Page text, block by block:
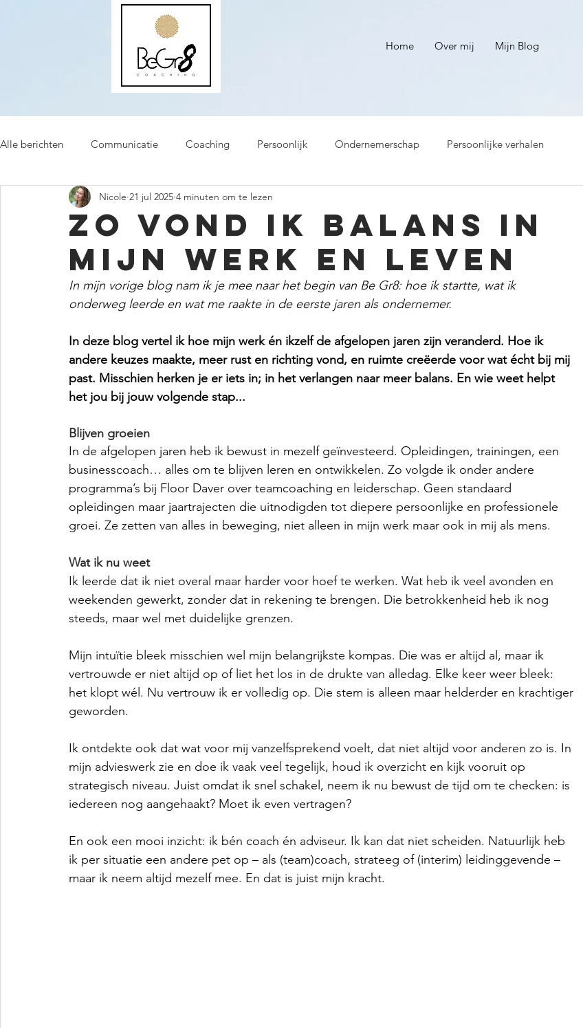
Home Over mij Mijn Blog
Alle berichten Communicatie Coaching Persoonlijk Ondernemerschap Persoonlijke verhalen
Zo vond ik balans in
mijn werk en leven
Nicole 21 jul 2025 4 minuten om te lezen
In mijn vorige blog nam ik je mee naar het begin van Be Gr8: hoe ik startte, wat ik
onderweg leerde en wat me raakte in de eerste jaren als ondernemer.
In deze blog vertel ik hoe mijn werk én ikzelf de afgelopen jaren zijn veranderd. Hoe ik
andere keuzes maakte, meer rust en richting vond, en ruimte creëerde voor wat écht bij mij
past. Misschien herken je er iets in; in het verlangen naar meer balans. En wie weet helpt
het jou bij jouw volgende stap...
Blijven groeien
In de afgelopen jaren heb ik bewust in mezelf geïnvesteerd. Opleidingen, trainingen, een
businesscoach… alles om te blijven leren en ontwikkelen. Zo volgde ik onder andere
programma’s bij Floor Daver over teamcoaching en leiderschap. Geen standaard
opleidingen maar jaartrajecten die uitnodigden tot diepere persoonlijke en professionele
groei. Ze zetten van alles in beweging, niet alleen in mijn werk maar ook in mij als mens.
Wat ik nu weet
Ik leerde dat ik niet overal maar harder voor hoef te werken. Wat heb ik veel avonden en
weekenden gewerkt, zonder dat in rekening te brengen. Die betrokkenheid heb ik nog
steeds, maar wel met duidelijke grenzen.
Mijn intuïtie bleek misschien wel mijn belangrijkste kompas. Die was er altijd al, maar ik
vertrouwde er niet altijd op of liet het los in de drukte van alledag. Elke keer weer bleek:
het klopt wél. Nu vertrouw ik er volledig op. Die stem is alleen maar helderder en krachtiger
geworden.
Ik ontdekte ook dat wat voor mij vanzelfsprekend voelt, dat niet altijd voor anderen zo is. In
mijn advieswerk zie en doe ik vaak veel tegelijk, houd ik overzicht en kijk vooruit op
strategisch niveau. Juist omdat ik snel schakel, neem ik nu bewust de tijd om te checken: is
iedereen nog aangehaakt? Moet ik even vertragen?
En ook een mooi inzicht: ik bén coach én adviseur. Ik kan dat niet scheiden. Natuurlijk heb
ik per situatie een andere pet op – als (team)coach, strateeg of (interim) leidinggevende –
maar ik neem altijd mezelf mee. En dat is juist mijn kracht.